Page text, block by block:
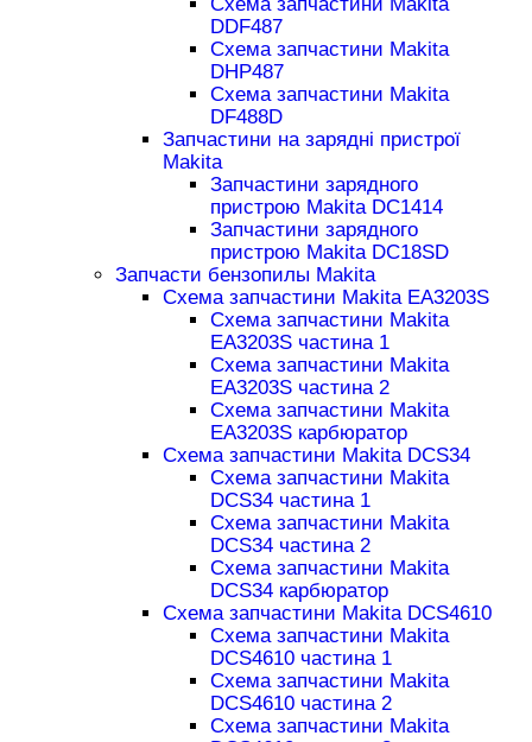
Схема запчастини Makita
DDF487
Схема запчастини Makita
DHP487
Схема запчастини Makita
DF488D
Запчастини на зарядні пристрої
Makita
Запчастини зарядного
пристрою Makita DC1414
Запчастини зарядного
пристрою Makita DC18SD
Запчасти бензопилы Makita
Схема запчастини Makita EA3203S
Схема запчастини Makita
EA3203S частина 1
Схема запчастини Makita
EA3203S частина 2
Схема запчастини Makita
EA3203S карбюратор
Схема запчастини Makita DCS34
Схема запчастини Makita
DCS34 частина 1
Схема запчастини Makita
DCS34 частина 2
Схема запчастини Makita
DCS34 карбюратор
Схема запчастини Makita DCS4610
Схема запчастини Makita
DCS4610 частина 1
Схема запчастини Makita
DCS4610 частина 2
Схема запчастини Makita